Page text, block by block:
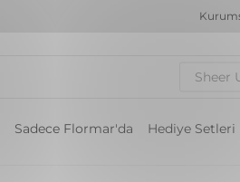
Sheer
Sadece Flormar'da Hediye Setleri